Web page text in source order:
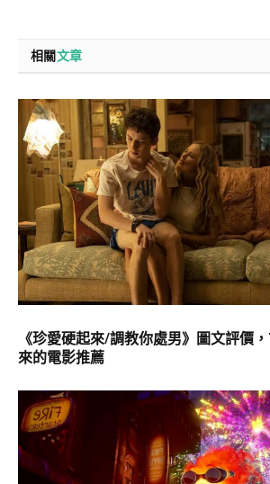
相關文章
《珍愛硬起來/調教你處男》圖文評價
來的電影推薦